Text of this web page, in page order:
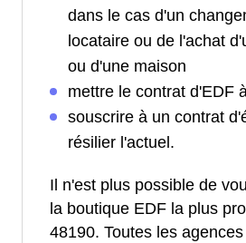
dans le cas d'un
locataire ou de l'achat
ou d'une maison
mettre le contrat d'EDF
souscrire à un contrat
résilier l'actuel.
Il n'est plus possible de
la boutique EDF la plus
48190. Toutes les